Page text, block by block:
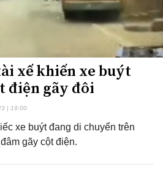
xế khiến xe buýt
điện gãy đôi
| 19:00
xe buýt đang di chuyển trên
gãy cột điện.